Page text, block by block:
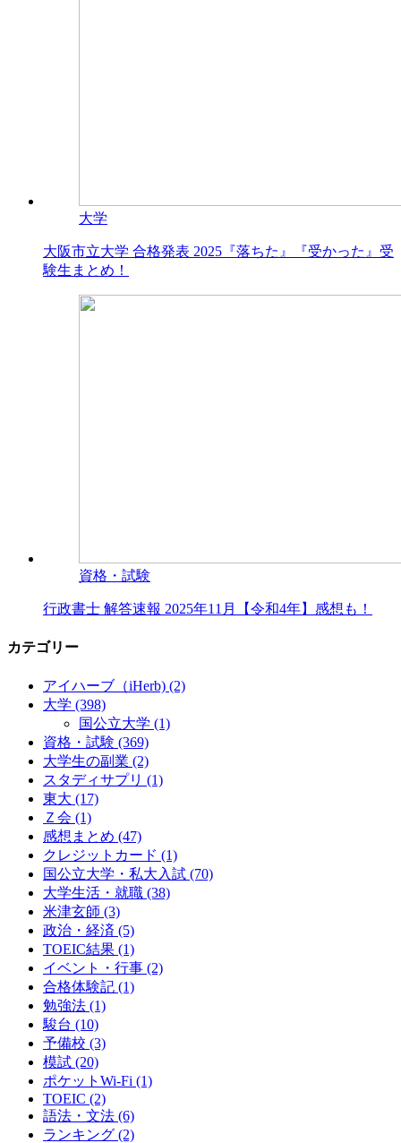
大学
大阪市立大学 合格発表 2025『落ちた』『受かった』受
験生まとめ！
資格・試験
行政書士 解答速報 2025年11月【令和4年】感想も！
カテゴリー
アイハーブ（iHerb) (2)
大学 (398)
国公立大学 (1)
資格・試験 (369)
大学生の副業 (2)
スタディサプリ (1)
東大 (17)
Ｚ会 (1)
感想まとめ (47)
クレジットカード (1)
国公立大学・私大入試 (70)
大学生活・就職 (38)
米津玄師 (3)
政治・経済 (5)
TOEIC結果 (1)
イベント・行事 (2)
合格体験記 (1)
勉強法 (1)
駿台 (10)
予備校 (3)
模試 (20)
ポケットWi-Fi (1)
TOEIC (2)
語法・文法 (6)
ランキング (2)